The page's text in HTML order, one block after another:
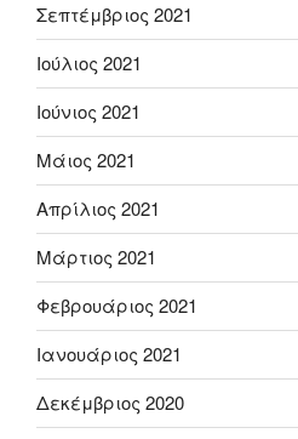
Σεπτέμβριος 2021
Ιούλιος 2021
Ιούνιος 2021
Μάιος 2021
Απρίλιος 2021
Μάρτιος 2021
Φεβρουάριος 2021
Ιανουάριος 2021
Δεκέμβριος 2020